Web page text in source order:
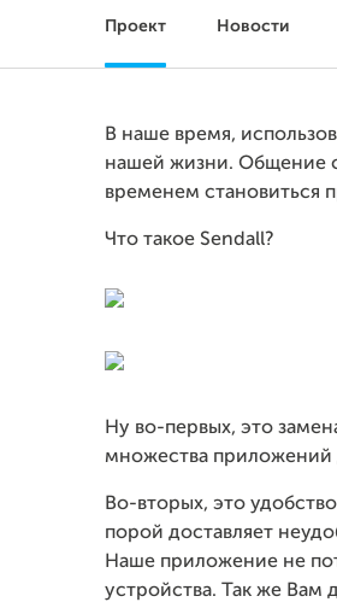
Проект Новости
В наше время,
нашей жизни. Общение
временем становиться
Что такое Sendall?
Ну во-первых, это
множества приложений
Во-вторых, это
порой доставляет
Наше приложение не
устройства. Так же Вам